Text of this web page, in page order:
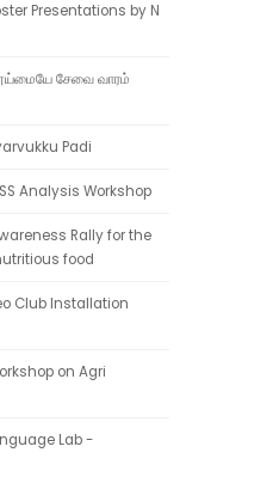
Presentations by N
சேவை வாரம்
Padi
Analysis Workshop
Rally for the
food
Club Installation
on Agri
Lab -